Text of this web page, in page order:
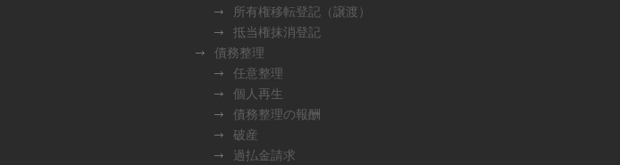
所有権移転登記（譲渡）
抵当権抹消登記
債務整理
任意整理
個人再生
債務整理の報酬
破産
過払金請求